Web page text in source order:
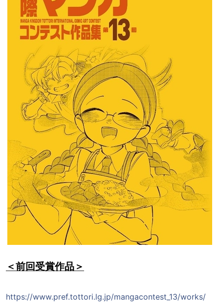
＜前回受賞作品＞
https://www.pref.tottori.lg.jp/mangacontest_13/works/